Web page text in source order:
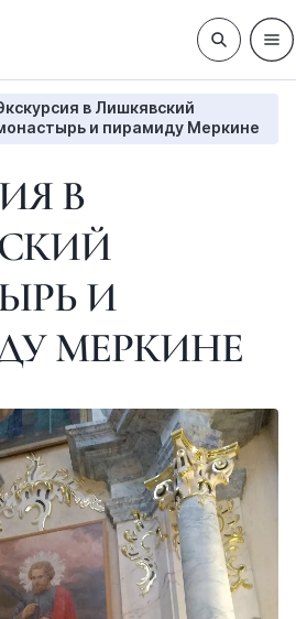
в Лишкявский
и пирамиду Меркине
В
И
МЕРКИНЕ